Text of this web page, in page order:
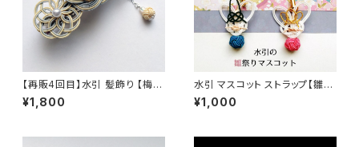
【再販4回目】水引 髪飾り 【梅結
び＆曼荼羅結びとあわじ玉・鳥
の子】和装 着物 浴衣 和風
¥1,800
水引 マスコット ストラップ【雛祭
りうさぎペア】大量ロット受注製
作します 縁起物 ノベルティ
¥1,000